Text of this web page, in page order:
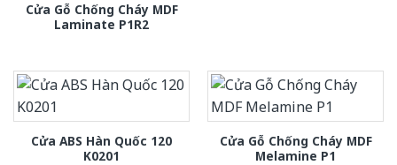
Cửa Gỗ Chống Cháy MDF
Laminate P1R2
Cửa ABS Hàn Quốc 120
K0201
Cửa Gỗ Chống Cháy MDF
Melamine P1